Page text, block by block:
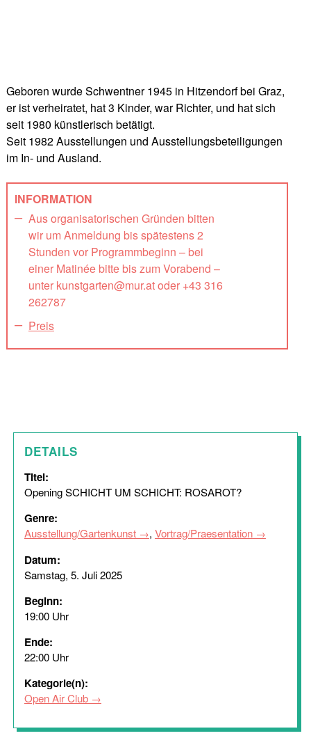
Geboren wurde Schwentner 1945 in Hitzendorf bei Graz,
er ist verheiratet, hat 3 Kinder, war Richter, und hat sich
seit 1980 künstlerisch betätigt.
Seit 1982 Ausstellungen und Ausstellungsbeteiligungen
im In- und Ausland.
INFORMATION
Aus organisatorischen Gründen bitten
wir um Anmeldung bis spätestens 2
Stunden vor Programmbeginn – bei
einer Matinée bitte bis zum Vorabend –
unter kunstgarten@mur.at oder +43 316
262787
Preis
DETAILS
Titel:
Opening SCHICHT UM SCHICHT: ROSAROT?
Genre:
Ausstellung/Gartenkunst , Vortrag/Praesentation
Datum:
Samstag, 5. Juli 2025
Beginn:
19:00 Uhr
Ende:
22:00 Uhr
Kategorie(n):
Open Air Club